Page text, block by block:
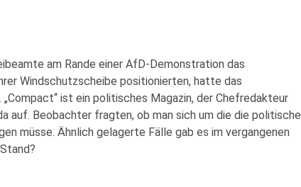
am Rande einer AfD-Demonstration das
Windschutzscheibe positionierten, hatte das
ist ein politisches Magazin, der Chefredakteur
auf. Beobachter fragten, ob man sich um die die politische
müsse. Ähnlich gelagerte Fälle gab es im vergangenen